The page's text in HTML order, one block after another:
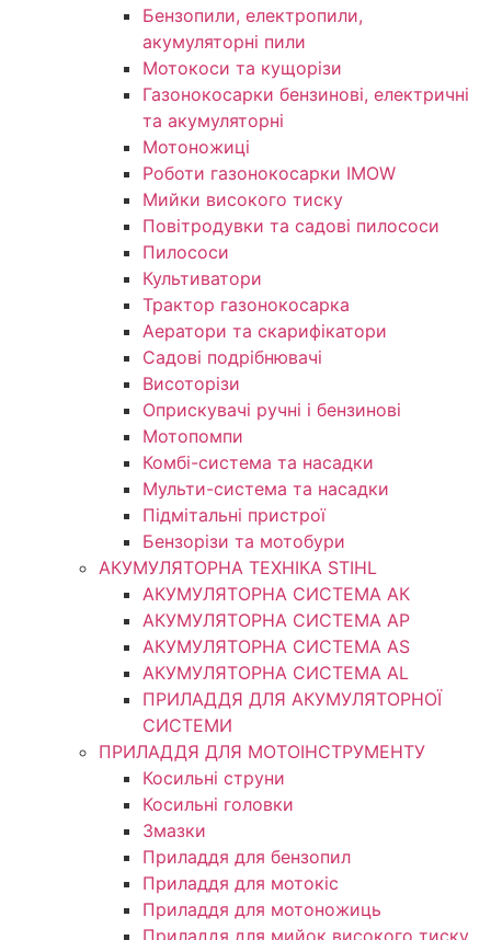
Бензопили, електропили,
акумуляторні пили
Мотокоси та кущорізи
Газонокосарки бензинові, електричні
та акумуляторні
Мотоножиці
Роботи газонокосарки IMOW
Мийки високого тиску
Повітродувки та садові пилососи
Пилососи
Культиватори
Трактор газонокосарка
Аератори та скарифікатори
Садові подрібнювачі
Висоторізи
Оприскувачі ручні і бензинові
Мотопомпи
Комбі-система та насадки
Мульти-система та насадки
Підмітальні пристрої
Бензорізи та мотобури
АКУМУЛЯТОРНА ТЕХНІКА STIHL
АКУМУЛЯТОРНА СИСТЕМА АК
АКУМУЛЯТОРНА СИСТЕМА АР
АКУМУЛЯТОРНА СИСТЕМА AS
АКУМУЛЯТОРНА СИСТЕМА AL
ПРИЛАДДЯ ДЛЯ АКУМУЛЯТОРНОЇ
СИСТЕМИ
ПРИЛАДДЯ ДЛЯ МОТОІНСТРУМЕНТУ
Косильні струни
Косильні головки
Змазки
Приладдя для бензопил
Приладдя для мотокіс
Приладдя для мотоножиць
Приладдя для мийок високого тиску